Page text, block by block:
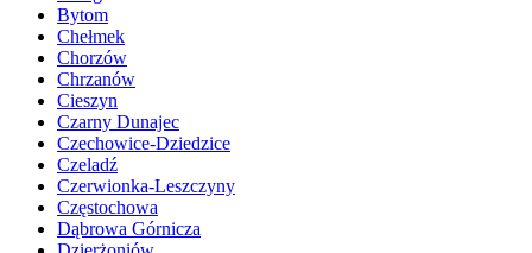
Bytom
Chełmek
Chorzów
Chrzanów
Cieszyn
Czarny Dunajec
Czechowice-Dziedzice
Czeladź
Czerwionka-Leszczyny
Częstochowa
Dąbrowa Górnicza